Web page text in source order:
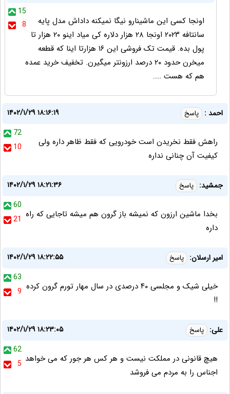
15
8
اونجا کسی این ماشینارو نیگا نمیکنه داداش مدل پایه
سانتافه ۲۰۲۳ اونجا ۲۸ هزار دلاره کی میاد اینو ۲۰ هزار تا
پول بده. قیمت تک فروشی این ۱۶ هزارتا اینا که قطعه
میخرن حدود ۲۰ درصد ارزونتر میگیرن. تخفیف خرید عمده
هم که هست ....
احمد : پاسخ
۱۴۰۲/۱/۲۹ ۱۸:۱۶:۱۹
72
10
راهش فقط نخریدن است خودرویی که فقط ظاهر داره ولی
کیفیت آن چنانی نداره
جمشید: پاسخ
۱۴۰۲/۱/۲۹ ۱۸:۲۱:۳۶
60
21 بخدا ماشین ارزون که نمیشه باز گرون هم میشه تاجایی که راه
داره
امیر ارسلان: پاسخ
۱۴۰۲/۱/۲۹ ۱۸:۲۲:۵۵
63
9 خیلی شیک و مجلسی ۴۰ درصدی در سال مهار تورم گرون کرده
!!
علی: پاسخ
۱۴۰۲/۱/۲۹ ۱۸:۲۳:۰۵
62
5 هیچ قانونی در مملکت نیست و هر کس هر جور که می خواهد
اجناس را به مردم می فروشد